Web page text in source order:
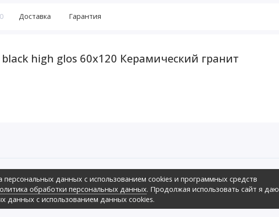
0 Доставка Гарантия
high glos 60х120 Керамический гранит
персональных данных с использованием cookies и программных средств
обработки персональных данных. Продолжая использовать сайт я даю
данных с использованием данных cookies.
предложить своим клиентам
ценовых диапазонах.,
2026г.